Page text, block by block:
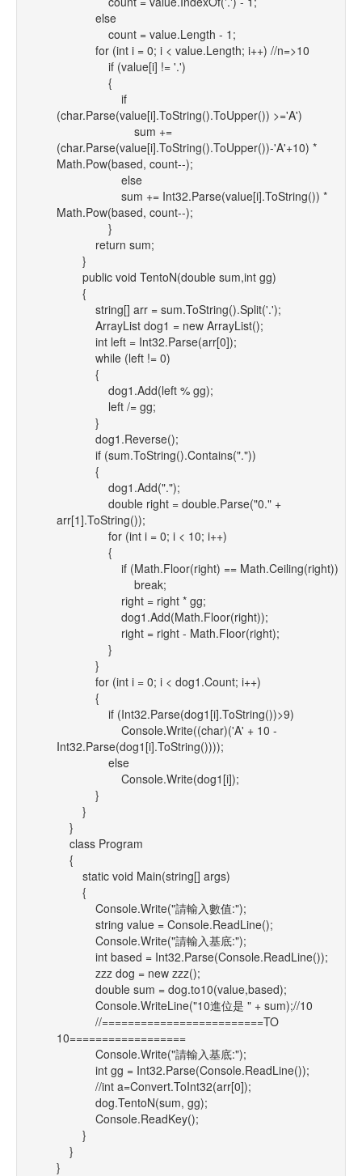
else
count = value.Length - 1;
for (int i = 0; i < value.Length; i++) //n=>10
if (value[i] != '.')
{
if
(char.Parse(value[i].ToString().ToUpper()) >='A')
sum +=
(char.Parse(value[i].ToString().ToUpper())-'A'+10) *
Math.Pow(based, count--);
else
sum += Int32.Parse(value[i].ToString()) *
Math.Pow(based, count--);
}
return sum;
}
public void TentoN(double sum,int gg)
{
string[] arr = sum.ToString().Split('.');
ArrayList dog1 = new ArrayList();
int left = Int32.Parse(arr[0]);
while (left != 0)
{
dog1.Add(left % gg);
left /= gg;
}
dog1.Reverse();
if (sum.ToString().Contains("."))
{
dog1.Add(".");
double right = double.Parse("0." +
arr[1].ToString());
for (int i = 0; i < 10; i++)
{
if (Math.Floor(right) == Math.Ceiling(right))
break;
right = right * gg;
dog1.Add(Math.Floor(right));
right = right - Math.Floor(right);
}
}
for (int i = 0; i < dog1.Count; i++)
{
if (Int32.Parse(dog1[i].ToString())>9)
Console.Write((char)('A' + 10 -
Int32.Parse(dog1[i].ToString())));
else
Console.Write(dog1[i]);
}
}
}
class Program
{
static void Main(string[] args)
{
Console.Write("請輸入數值:");
string value = Console.ReadLine();
Console.Write("請輸入基底:");
int based = Int32.Parse(Console.ReadLine());
zzz dog = new zzz();
double sum = dog.to10(value,based);
Console.WriteLine("10進位是 " + sum);//10
//=========================TO
10==================
Console.Write("請輸入基底:");
int gg = Int32.Parse(Console.ReadLine());
//int a=Convert.ToInt32(arr[0]);
dog.TentoN(sum, gg);
Console.ReadKey();
}
}
}